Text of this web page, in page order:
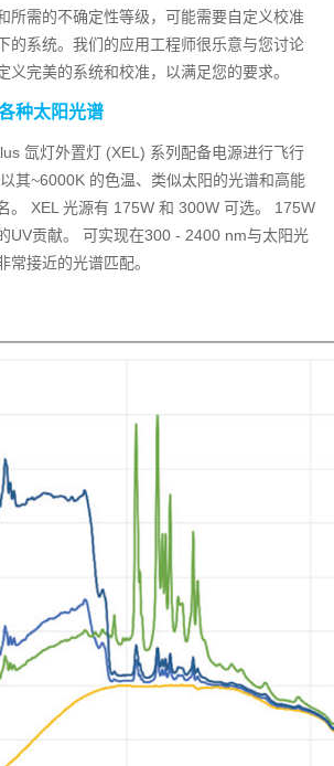
所需的不确定性等级，可能需要自定义校准
的系统。我们的应用工程师很乐意与您讨论
义完美的系统和校准，以满足您的要求。
种太阳光谱
氙灯外置灯 (XEL) 系列配备电源进行飞行
其~6000K 的色温、类似太阳的光谱和高能
。 XEL 光源有 175W 和 300W 可选。 175W
UV贡献。 可实现在300 - 2400 nm与太阳光
常接近的光谱匹配。